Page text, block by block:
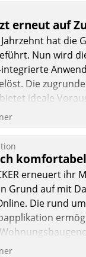
gehen
über
bei
erneut auf
hat die
Nun wird
integrierte
Die
ideale
der App zu
komfortabel
erneuert ihr
Grund auf mit
Die rund
per Smartphone,